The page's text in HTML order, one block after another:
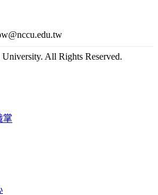
All Rights Reserved.
掌